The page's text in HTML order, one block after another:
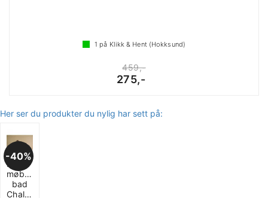
1 på Klikk & Hent (Hokksund)
459,-
275,-
Her ser du produkter du nylig har sett på:
40%
Hengsel
møbler
bad
Challenger